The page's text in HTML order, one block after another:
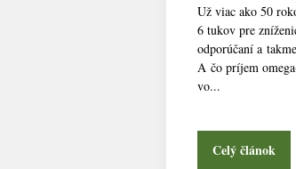
Už viac ako 50
6 tukov pre
odporúčaní a
A čo príjem
vo...
Celý článok